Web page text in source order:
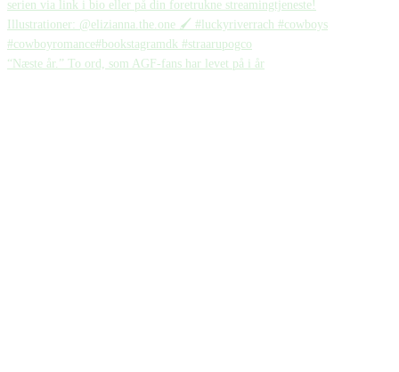
“Næste år.” To ord, som AGF-fans har levet på i år